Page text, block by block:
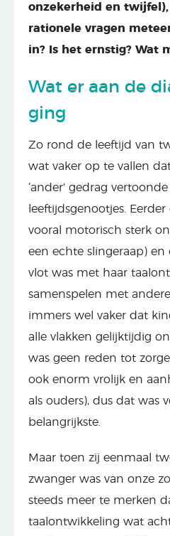
onzekerheid en
rationele vragen
in? Is het ernstig? Wat
Wat er aan de
ging
Zo rond de leeftijd van
wat vaker op te vallen
‘ander’ gedrag
leeftijdsgenootjes.
vooral motorisch sterk
een echte slingeraap)
vlot was met haar
samenspelen met
immers wel vaker dat
alle vlakken gelijktijdig
was geen reden tot
ook enorm vrolijk en
als ouders), dus dat was
belangrijkste.
Maar toen zij eenmaal
zwanger was van onze
steeds meer te merken
taalontwikkeling wat